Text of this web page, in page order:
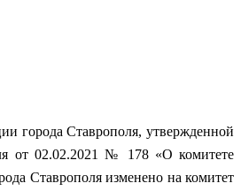
города Ставрополя, утвержденной
от 02.02.2021 № 178 «О комитете
Ставрополя изменено на комитет